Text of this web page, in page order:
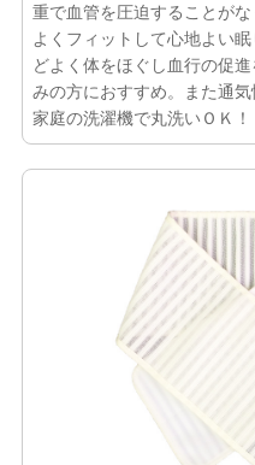
重で血管を圧迫することが
よくフィットして心地よい
どよく体をほぐし血行の促
みの方におすすめ。また通
家庭の洗濯機で丸洗いＯＫ